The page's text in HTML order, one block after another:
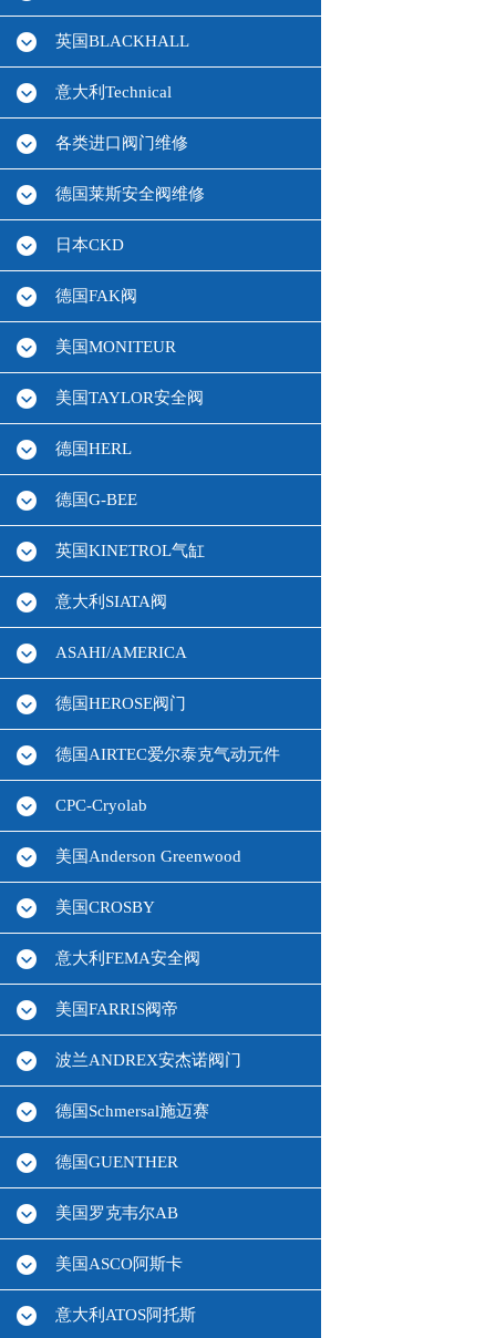
英国BLACKHALL
意大利Technical
各类进口阀门维修
德国莱斯安全阀维修
日本CKD
德国FAK阀
美国MONITEUR
美国TAYLOR安全阀
德国HERL
德国G-BEE
英国KINETROL气缸
意大利SIATA阀
ASAHI/AMERICA
德国HEROSE阀门
德国AIRTEC爱尔泰克气动元件
CPC-Cryolab
美国Anderson Greenwood
美国CROSBY
意大利FEMA安全阀
美国FARRIS阀帝
波兰ANDREX安杰诺阀门
德国Schmersal施迈赛
德国GUENTHER
美国罗克韦尔AB
美国ASCO阿斯卡
意大利ATOS阿托斯